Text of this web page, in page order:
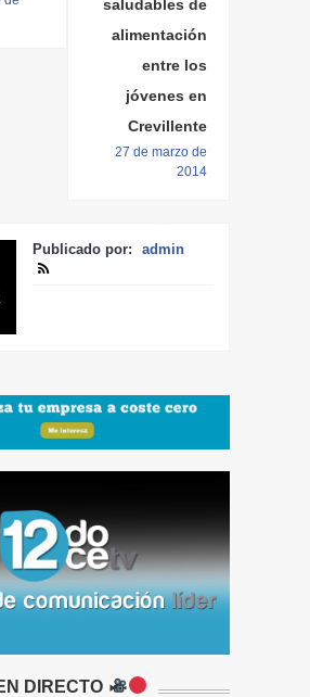
saludables de
alimentación
entre los
jóvenes en
Crevillente
27 de marzo de
2014
Publicado por: admin
DIRECTO